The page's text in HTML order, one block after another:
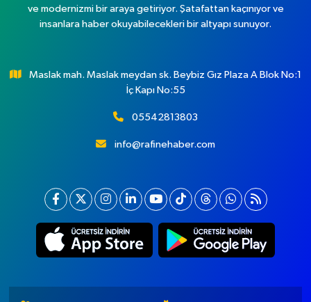
ve modernizmi bir araya getiriyor. Şatafattan kaçınıyor ve
insanlara haber okuyabilecekleri bir altyapı sunuyor.
Maslak mah. Maslak meydan sk. Beybiz Gız Plaza A Blok No:1
İç Kapı No:55
05542813803
info@rafinehaber.com